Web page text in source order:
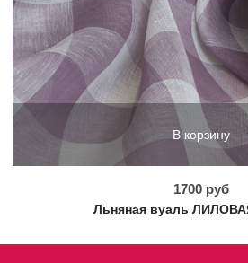
В корзину
1700 руб
Льняная вуаль